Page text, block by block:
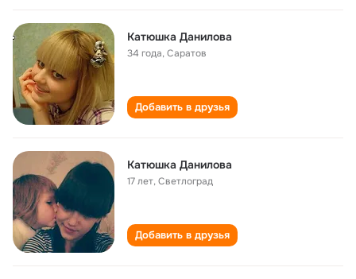
Катюшка Данилова
34 года,Саратов
Добавить в друзья
Катюшка Данилова
17 лет,Светлоград
Добавить в друзья